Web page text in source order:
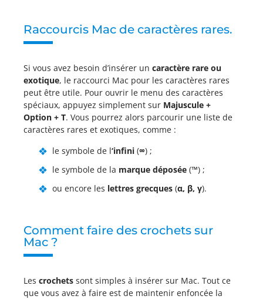
Raccourcis Mac de caractères rares.
Si vous avez besoin d’insérer un caractère rare ou
exotique, le raccourci Mac pour les caractères rares
peut être utile. Pour ouvrir le menu des caractères
spéciaux, appuyez simplement sur Majuscule +
Option + T. Vous pourrez alors parcourir une liste de
caractères rares et exotiques, comme :
le symbole de l‘infini (∞) ;
le symbole de la marque déposée (™) ;
ou encore les lettres grecques (α, β, γ).
Comment faire des crochets sur
Mac ?
Les crochets sont simples à insérer sur Mac. Tout ce
que vous avez à faire est de maintenir enfoncée la